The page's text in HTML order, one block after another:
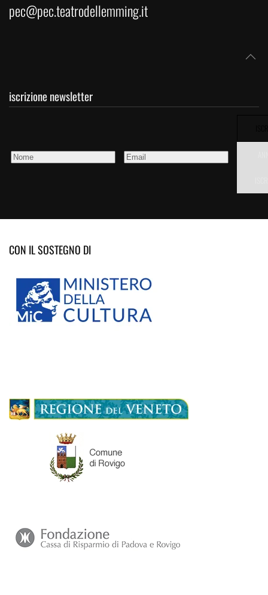
pec@pec.teatrodellemming.it
iscrizione newsletter
CON IL SOSTEGNO DI